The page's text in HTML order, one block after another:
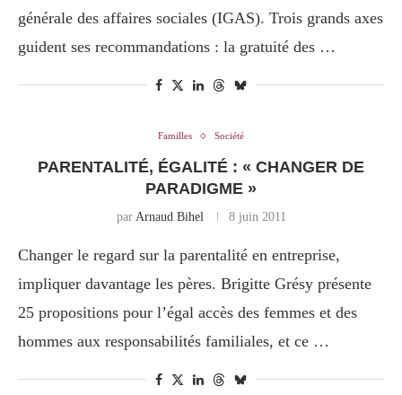
générale des affaires sociales (IGAS). Trois grands axes
guident ses recommandations : la gratuité des …
Familles Société
PARENTALITÉ, ÉGALITÉ : « CHANGER DE
PARADIGME »
par Arnaud Bihel 8 juin 2011
Changer le regard sur la parentalité en entreprise,
impliquer davantage les pères. Brigitte Grésy présente
25 propositions pour l’égal accès des femmes et des
hommes aux responsabilités familiales, et ce …